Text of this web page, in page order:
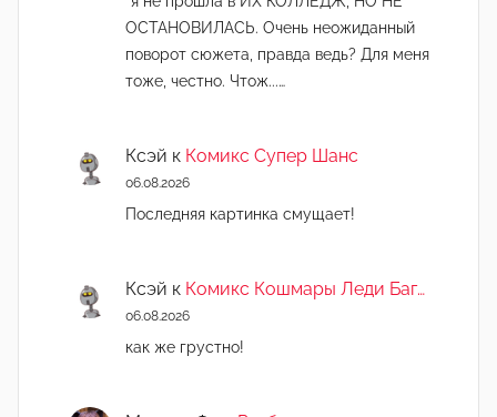
ОСТАНОВИЛАСЬ. Очень неожиданный
поворот сюжета, правда ведь? Для меня
тоже, честно. Чтож...…
Ксэй к Комикс Супер Шанс
06.08.2026
Последняя картинка смущает!
Ксэй к Комикс Кошмары Леди Баг…
06.08.2026
как же грустно!